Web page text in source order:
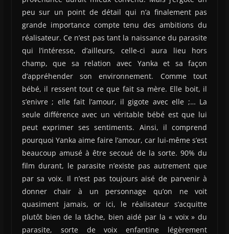
peu sur un point de détail qui n’a finalement pas
grande importance compte tenu des ambitions du
réalisateur. Ce n’est pas tant la naissance du parasite
qui l’intéresse, d’ailleurs, celle-ci aura lieu hors
champ, que sa relation avec Yanka et sa façon
d’appréhender son environnement. Comme tout
bébé, il ressent tout ce que fait sa mère. Elle boit, il
s’enivre ; elle fait l’amour, il gigote avec elle ;… La
seule différence avec un véritable bébé est que lui
peut exprimer ses sentiments. Ainsi, il comprend
pourquoi Yanka aime faire l’amour, car lui-même s’est
beaucoup amusé à être secoué de la sorte. 90% du
film durant, le parasite n’existe pas autrement que
par sa voix. Il n’est pas toujours aisé de parvenir à
donner chair à un personnage qu’on ne voit
quasiment jamais, or ici, le réalisateur s’acquitte
plutôt bien de la tâche, bien aidé par la « voix » du
parasite, sorte de voix enfantine légèrement